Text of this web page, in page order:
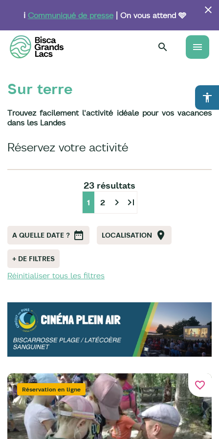
principal
ℹ️ Communiqué de presse| On vous attend 🩵
menu
accessibility
Sur terre
Trouvez facilement l'activité idéale pour vos vacances
dans les Landes
Réservez votre activité
23 résultats
1 2 chevron_right last_page
A QUELLE DATE ? LOCALISATION
+ DE FILTRES
Réinitialiser tous les filtres
favorite_border
Réservation en ligne